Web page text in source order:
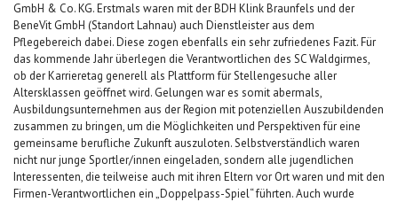
GmbH & Co. KG. Erstmals waren mit der BDH Klink Braunfels und der
BeneVit GmbH (Standort Lahnau) auch Dienstleister aus dem
Pflegebereich dabei. Diese zogen ebenfalls ein sehr zufriedenes Fazit. Für
das kommende Jahr überlegen die Verantwortlichen des SC Waldgirmes,
ob der Karrieretag generell als Plattform für Stellengesuche aller
Altersklassen geöffnet wird. Gelungen war es somit abermals,
Ausbildungsunternehmen aus der Region mit potenziellen Auszubildenden
zusammen zu bringen, um die Möglichkeiten und Perspektiven für eine
gemeinsame berufliche Zukunft auszuloten. Selbstverständlich waren
nicht nur junge Sportler/innen eingeladen, sondern alle jugendlichen
Interessenten, die teilweise auch mit ihren Eltern vor Ort waren und mit den
Firmen-Verantwortlichen ein „Doppelpass-Spiel“ führten. Auch wurde